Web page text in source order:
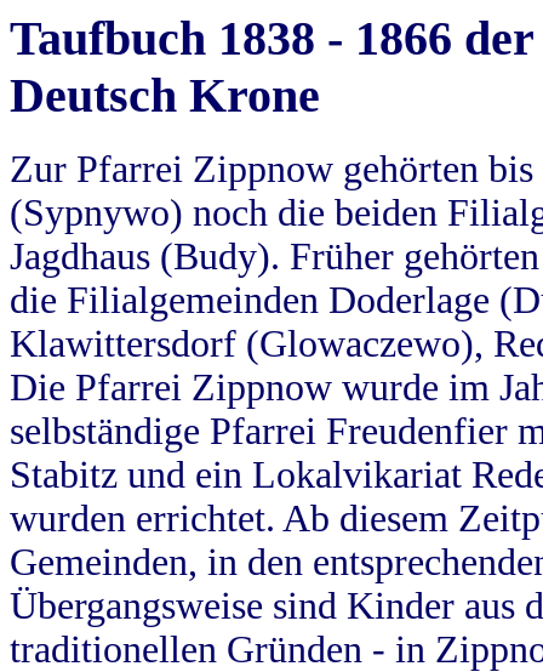
Taufbuch 1838 - 1866
Deutsch Krone
Zur Pfarrei Zippnow gehörten
(Sypnywo) noch die beiden
Jagdhaus (Budy). Früher
die Filialgemeinden Doderlage
Klawittersdorf (Glowaczewo),
Die Pfarrei Zippnow wurde im
selbständige Pfarrei Freudenfier
Stabitz und ein Lokalvikariat
wurden errichtet. Ab diesem
Gemeinden, in den
Übergangsweise sind Kinder aus
traditionellen Gründen - in